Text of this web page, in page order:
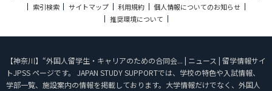
索引検索
サイトマップ 利用規約
個人情報についてのお知らせ
推奨環境について
【神奈川】“外国人留学生・キャリアのための合同会... | ニュース | 留学情報サイ
トJPSS ページです。 JAPAN STUDY SUPPORTでは、学校の特色や入試情報、
学部一覧、施設案内の情報を掲載しております。大学情報だけでなく、外国人